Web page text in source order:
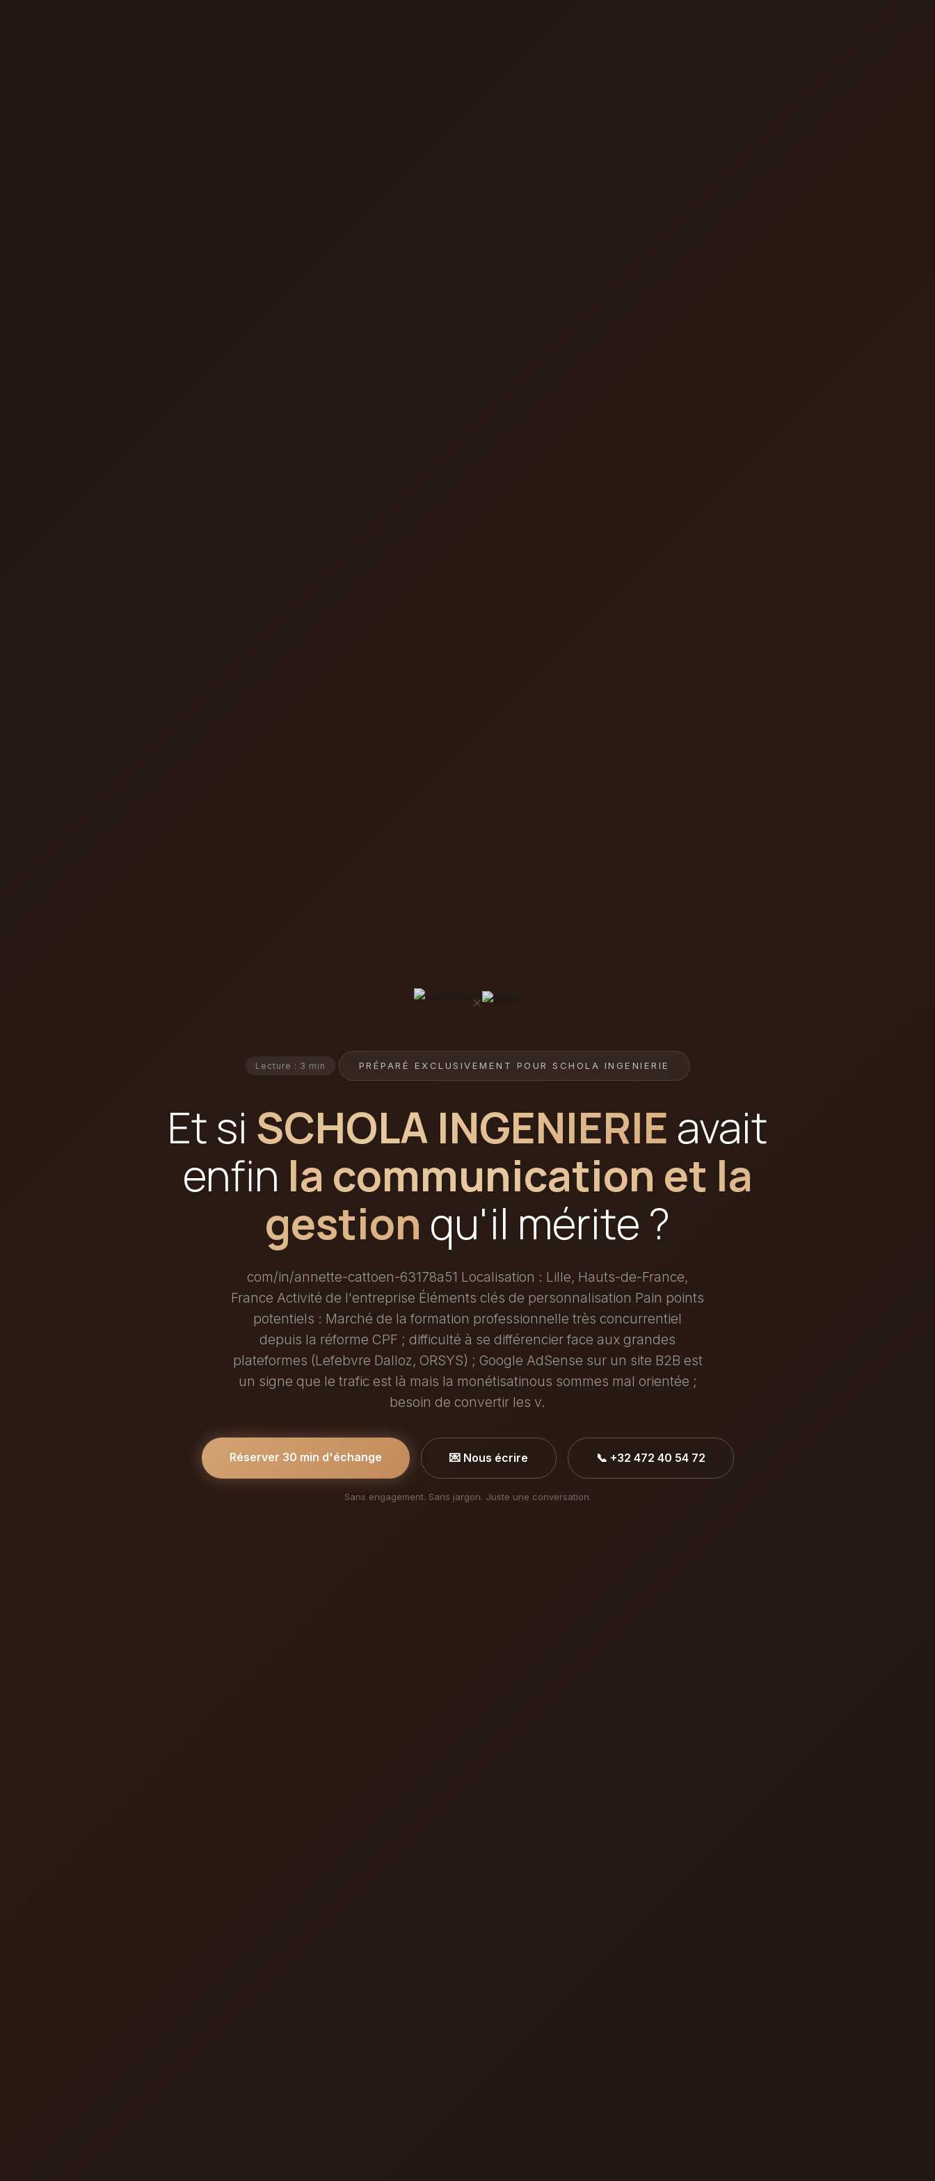
×
Lecture : 3 min PRÉPARÉ EXCLUSIVEMENT POUR SCHOLA INGENIERIE
Et si SCHOLA INGENIERIE avait
enfin la communication et la
gestion qu'il mérite ?
com/in/annette-cattoen-63178a51 Localisation : Lille, Hauts-de-France,
France Activité de l'entreprise Éléments clés de personnalisation Pain points
potentiels : Marché de la formation professionnelle très concurrentiel
depuis la réforme CPF ; difficulté à se différencier face aux grandes
plateformes (Lefebvre Dalloz, ORSYS) ; Google AdSense sur un site B2B est
un signe que le trafic est là mais la monétisatinous sommes mal orientée ;
besoin de convertir les v.
Réserver 30 min d'échange 💌 Nous écrire 📞 +32 472 40 54 72
Sans engagement. Sans jargon. Juste une conversation.